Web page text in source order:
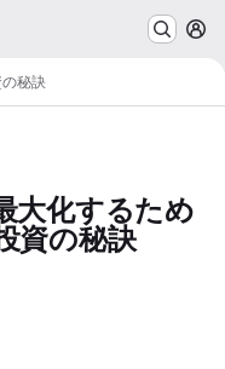
秘訣
大化するため
資の秘訣